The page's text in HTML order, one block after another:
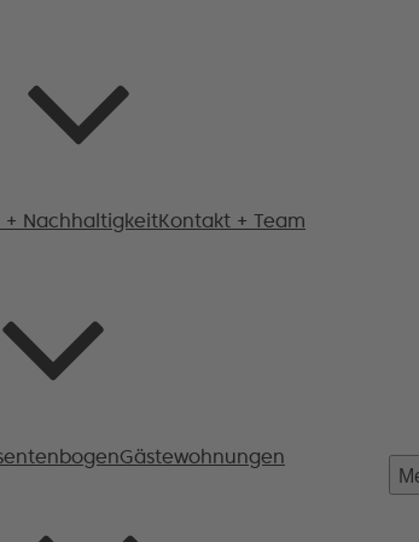
+ NachhaltigkeitKontakt + Team
Gästewohnungen